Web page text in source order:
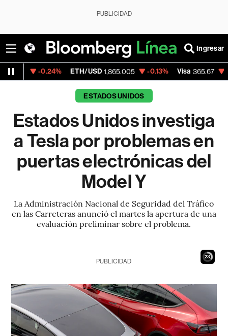
PUBLICIDAD
Ingresar
ETH/USD 1,865.005 -0.13% Visa 365.67 -0.13%
ESTADOS UNIDOS
Estados Unidos investiga
a Tesla por problemas en
puertas electrónicas del
Model Y
La Administración Nacional de Seguridad del Tráfico
en las Carreteras anunció el martes la apertura de una
evaluación preliminar sobre el problema.
22
PUBLICIDAD